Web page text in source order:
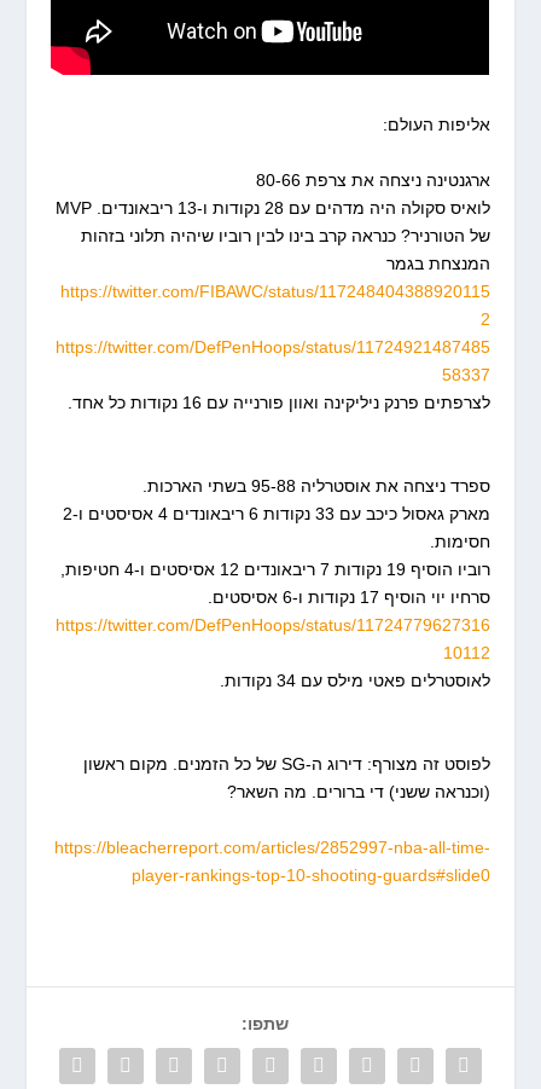
אליפות העולם:
ארגנטינה ניצחה את צרפת 80-66
לואיס סקולה היה מדהים עם 28 נקודות ו-13 ריבאונדים. MVP
של הטורניר? כנראה קרב בינו לבין רוביו שיהיה תלוני בזהות
המנצחת בגמר
https://twitter.com/FIBAWC/status/117248404388920115
2
https://twitter.com/DefPenHoops/status/11724921487485
58337
לצרפתים פרנק ניליקינה ואוון פורנייה עם 16 נקודות כל אחד.
ספרד ניצחה את אוסטרליה 95-88 בשתי הארכות.
מארק גאסול כיכב עם 33 נקודות 6 ריבאונדים 4 אסיסטים ו-2
חסימות.
רוביו הוסיף 19 נקודות 7 ריבאונדים 12 אסיסטים ו-4 חטיפות,
סרחיו יוי הוסיף 17 נקודות ו-6 אסיסטים.
https://twitter.com/DefPenHoops/status/11724779627316
10112
לאוסטרלים פאטי מילס עם 34 נקודות.
לפוסט זה מצורף: דירוג ה-SG של כל הזמנים. מקום ראשון
(וכנראה ששני) די ברורים. מה השאר?
https://bleacherreport.com/articles/2852997-nba-all-time-
player-rankings-top-10-shooting-guards#slide0
שתפו: